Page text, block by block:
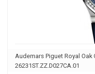
Audemars Piguet Royal
26231ST.ZZ.D027CA.01